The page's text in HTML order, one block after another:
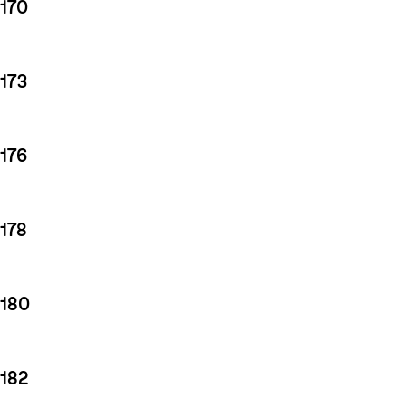
170
173
176
178
180
182